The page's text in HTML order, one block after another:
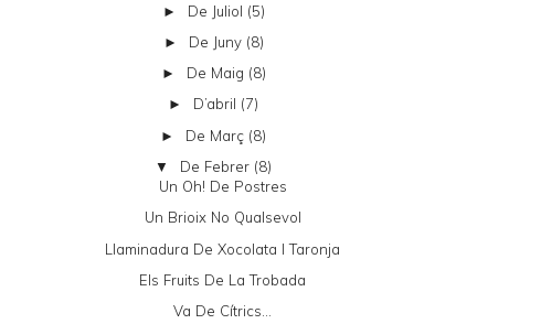
► De Juliol (5)
► De Juny (8)
► De Maig (8)
► D’abril (7)
► De Març (8)
▼ De Febrer (8)
Un Oh! De Postres
Un Brioix No Qualsevol
Llaminadura De Xocolata I Taronja
Els Fruits De La Trobada
Va De Cítrics...